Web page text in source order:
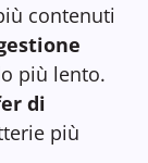
contenuti
più lento.
di
più